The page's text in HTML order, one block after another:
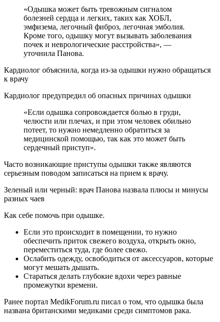
«Одышка может быть тревожным сигналом
болезней сердца и легких, таких как ХОБЛ,
эмфизема, легочный фиброз, легочная эмболия.
Кроме того, одышку могут вызывать заболевания
почек и неврологические расстройства», —
уточнила Панова.
Кардиолог объяснила, когда из-за одышки нужно обращаться
к врачу
Кардиолог предупредил об опасных причинах одышки
«Если одышка сопровождается болью в груди,
челюсти или плечах, и при этом человек обильно
потеет, то нужно немедленно обратиться за
медицинской помощью, так как это может быть
сердечный приступ».
Часто возникающие приступы одышки также являются
серьезным поводом записаться на прием к врачу.
Зеленый или черный: врач Панова назвала плюсы и минусы
разных чаев
Как себе помочь при одышке.
Если это происходит в помещении, то нужно
обеспечить приток свежего воздуха, открыть окно,
переместиться туда, где более свежо.
Ослабить одежду, освободиться от аксессуаров, которые
могут мешать дышать.
Стараться делать глубокие вдохи через равные
промежутки времени.
Ранее портал MedikForum.ru писал о том, что одышка была
названа британскими медиками среди симптомов рака.